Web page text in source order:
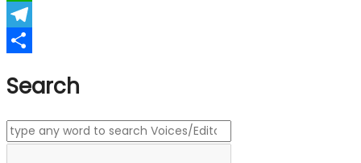
WhatsApp
Telegram
Search